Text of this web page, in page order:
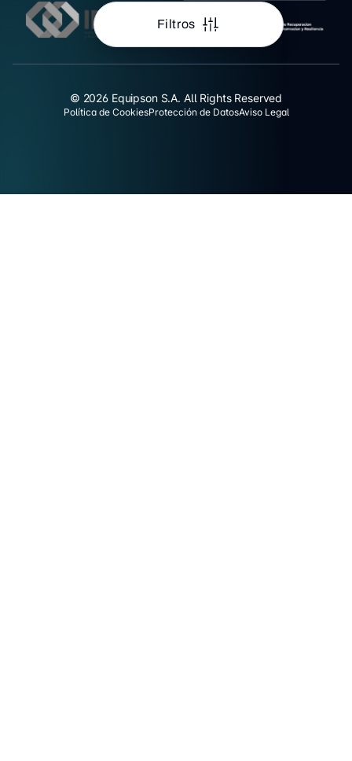
Filtros
© 2026 Equipson S.A. All Rights Reserved
Política de CookiesProtección de DatosAviso Legal